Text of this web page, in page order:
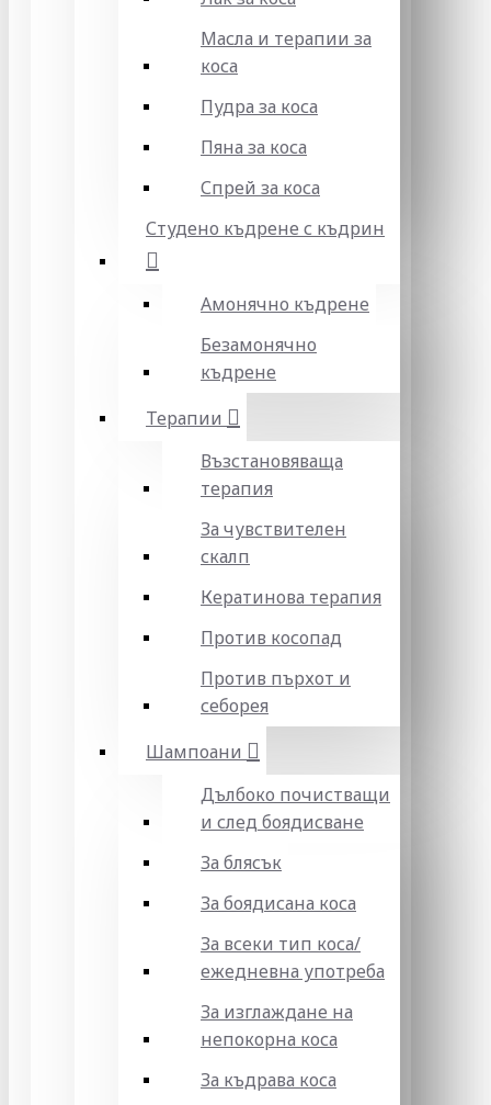
Масла и терапии за
коса
Пудра за коса
Пяна за коса
Спрей за коса
Студено къдрене с къдрин
Амонячно къдрене
Безамонячно
къдрене
Терапии
Възстановяваща
терапия
За чувствителен
скалп
Кератинова терапия
Против косопад
Против пърхот и
себорея
Шампоани
Дълбоко почистващи
и след боядисване
За блясък
За боядисана коса
За всеки тип коса/
ежедневна употреба
За изглаждане на
непокорна коса
За къдрава коса